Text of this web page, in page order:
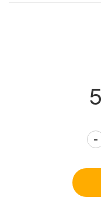
-